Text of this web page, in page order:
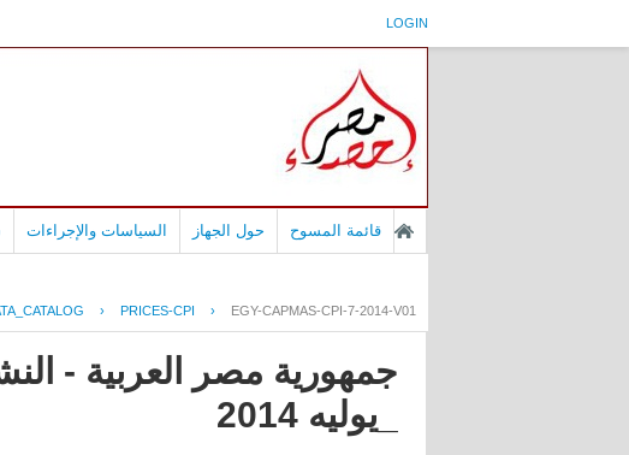
LOGIN
قائمة المسوح حول الجهاز السياسات والإجراءات
› PRICES-CPI › EGY-CAPMAS-CPI-7-2014-V01
جمهورية مصر العربية -
_يوليه 2014